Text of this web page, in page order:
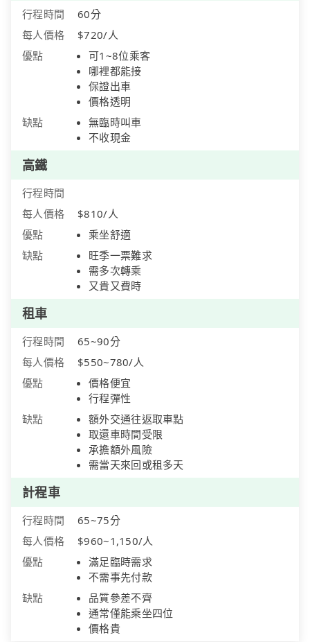
行程時間
60分
每人價格
$720/人
優點
可1~8位乘客
哪裡都能接
保證出車
價格透明
缺點
無臨時叫車
不收現金
高鐵
行程時間
每人價格
$810/人
優點
乘坐舒適
缺點
旺季一票難求
需多次轉乘
又貴又費時
租車
行程時間
65~90分
每人價格
$550~780/人
優點
價格便宜
行程彈性
缺點
額外交通往返取車點
取還車時間受限
承擔額外風險
需當天來回或租多天
計程車
行程時間
65~75分
每人價格
$960~1,150/人
優點
滿足臨時需求
不需事先付款
缺點
品質參差不齊
通常僅能乘坐四位
價格貴